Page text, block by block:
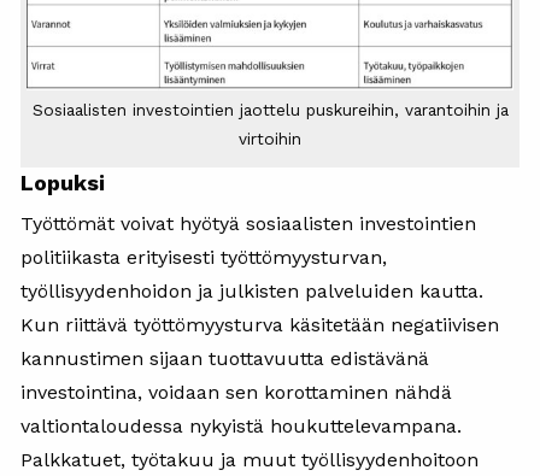
Sosiaalisten investointien jaottelu puskureihin, varantoihin ja
virtoihin
Lopuksi
Työttömät voivat hyötyä sosiaalisten investointien
politiikasta erityisesti työttömyysturvan,
työllisyydenhoidon ja julkisten palveluiden kautta.
Kun riittävä työttömyysturva käsitetään negatiivisen
kannustimen sijaan tuottavuutta edistävänä
investointina, voidaan sen korottaminen nähdä
valtiontaloudessa nykyistä houkuttelevampana.
Palkkatuet, työtakuu ja muut työllisyydenhoitoon